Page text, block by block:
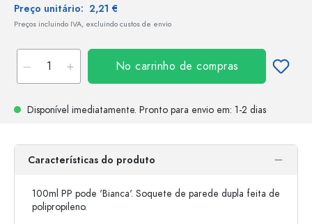
Preço unitário: 2,21 €
Preços incluindo IVA, excluindo custos de envio
No carrinho de compras
Disponível imediatamente. Pronto para envio em: 1-2 dias
Características do produto
100ml PP pode 'Bianca'. Soquete de parede dupla feita de
polipropileno.